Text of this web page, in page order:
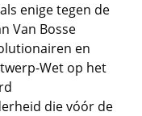
enige tegen de
Van Bosse
en
Wet op het
die vóór de